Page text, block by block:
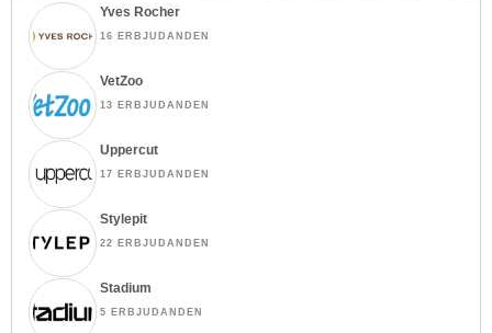
Yves Rocher
16 ERBJUDANDEN
VetZoo
13 ERBJUDANDEN
Uppercut
17 ERBJUDANDEN
Stylepit
22 ERBJUDANDEN
Stadium
5 ERBJUDANDEN